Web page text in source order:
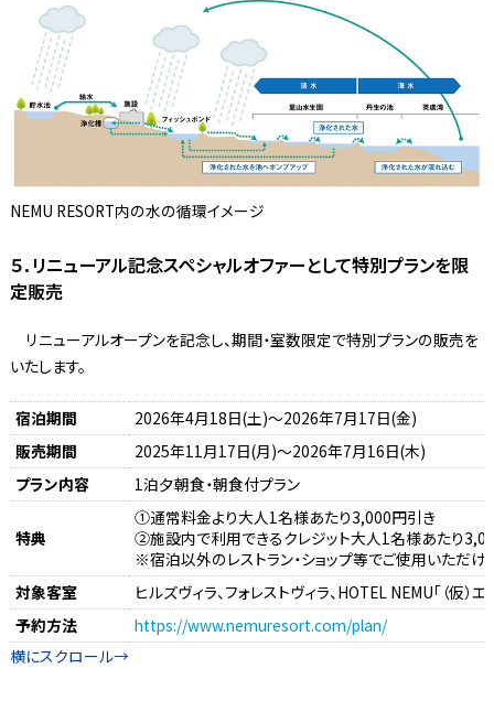
NEMU RESORT内の水の循環イメージ
５．リニューアル記念スペシャルオファーとして特別プランを限
定販売
リニューアルオープンを記念し、期間・室数限定で特別プランの販売を
いたします。
宿泊期間
2026年4月18日(土)～2026年7月17日(金)
販売期間
2025年11月17日(月)～2026年7月16日(木)
プラン内容
1泊夕朝食・朝食付プラン
特典
①通常料金より大人1名様あたり3,000円引き
②施設内で利用できるクレジット大人1名様あたり
※宿泊以外のレストラン・ショップ等でご使用いただけ
対象客室
ヒルズヴィラ、フォレストヴィラ、HOTEL NEMU「（仮）エ
予約方法
https://www.nemuresort.com/plan/